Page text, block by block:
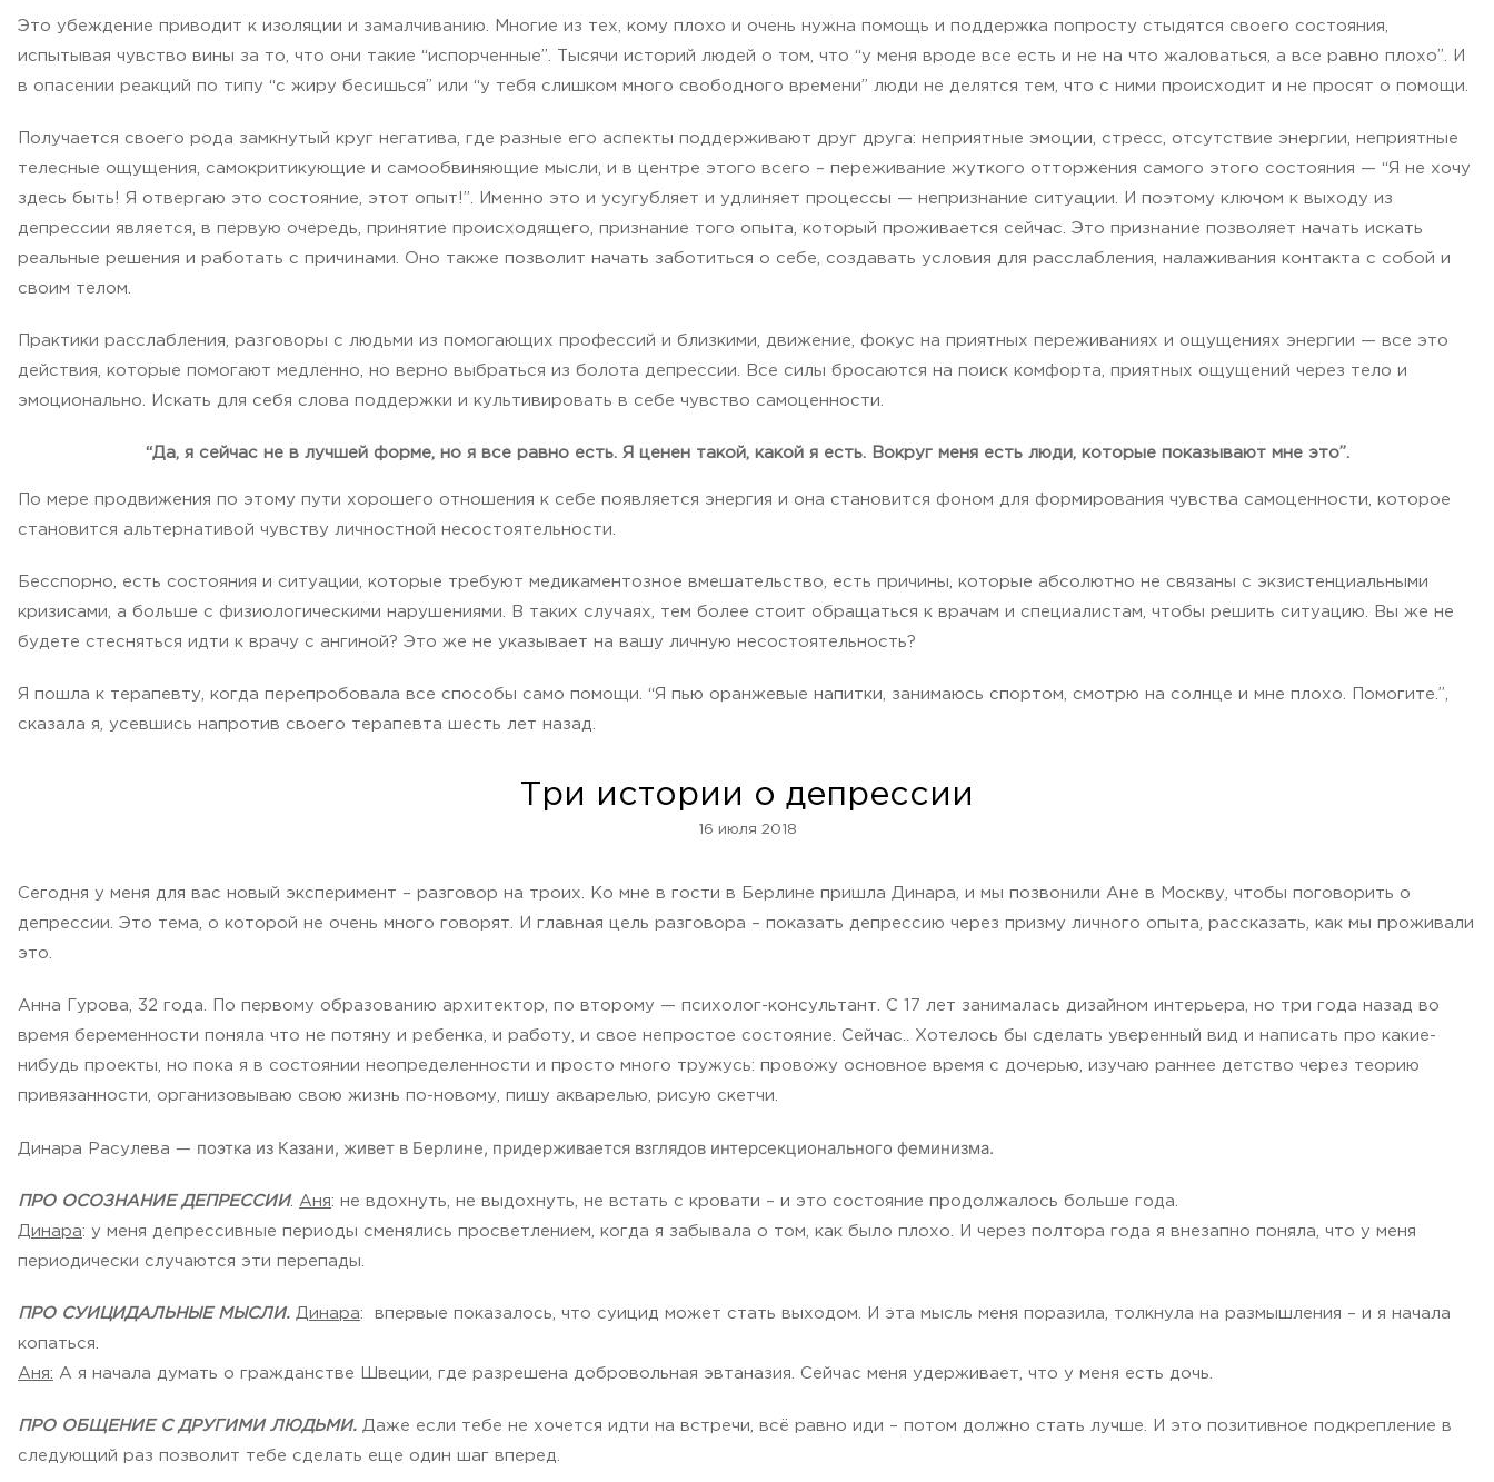
Это убеждение приводит к изоляции и замалчиванию. Многие из тех, кому плохо и очень нужна помощь и поддержка попросту стыдятся своего состояния,
испытывая чувство вины за то, что они такие “испорченные”. Тысячи историй людей о том, что “у меня вроде все есть и не на что жаловаться, а все равно плохо”. И
в опасении реакций по типу “с жиру бесишься” или “у тебя слишком много свободного времени” люди не делятся тем, что с ними происходит и не просят о помощи.
Получается своего рода замкнутый круг негатива, где разные его аспекты поддерживают друг друга: неприятные эмоции, стресс, отсутствие энергии, неприятные
телесные ощущения, самокритикующие и самообвиняющие мысли, и в центре этого всего – переживание жуткого отторжения самого этого состояния — “Я не хочу
здесь быть! Я отвергаю это состояние, этот опыт!”. Именно это и усугубляет и удлиняет процессы — непризнание ситуации. И поэтому ключом к выходу из
депрессии является, в первую очередь, принятие происходящего, признание того опыта, который проживается сейчас. Это признание позволяет начать искать
реальные решения и работать с причинами. Оно также позволит начать заботиться о себе, создавать условия для расслабления, налаживания контакта с собой и
своим телом.
Практики расслабления, разговоры с людьми из помогающих профессий и близкими, движение, фокус на приятных переживаниях и ощущениях энергии — все это
действия, которые помогают медленно, но верно выбраться из болота депрессии. Все силы бросаются на поиск комфорта, приятных ощущений через тело и
эмоционально. Искать для себя слова поддержки и культивировать в себе чувство самоценности.
“Да, я сейчас не в лучшей форме, но я все равно есть. Я ценен такой, какой я есть. Вокруг меня есть люди, которые показывают мне это”.
По мере продвижения по этому пути хорошего отношения к себе появляется энергия и она становится фоном для формирования чувства самоценности, которое
становится альтернативой чувству личностной несостоятельности.
Бесспорно, есть состояния и ситуации, которые требуют медикаментозное вмешательство, есть причины, которые абсолютно не связаны с экзистенциальными
кризисами, а больше с физиологическими нарушениями. В таких случаях, тем более стоит обращаться к врачам и специалистам, чтобы решить ситуацию. Вы же не
будете стесняться идти к врачу с ангиной? Это же не указывает на вашу личную несостоятельность?
Я пошла к терапевту, когда перепробовала все способы само помощи. “Я пью оранжевые напитки, занимаюсь спортом, смотрю на солнце и мне плохо. Помогите.”,
сказала я, усевшись напротив своего терапевта шесть лет назад.
Три истории о депрессии
16 июля 2018
Сегодня у меня для вас новый эксперимент – разговор на троих. Ко мне в гости в Берлине пришла Динара, и мы позвонили Ане в Москву, чтобы поговорить о
депрессии. Это тема, о которой не очень много говорят. И главная цель разговора – показать депрессию через призму личного опыта, рассказать, как мы проживали
это.
Анна Гурова, 32 года. По первому образованию архитектор, по второму — психолог-консультант. С 17 лет занималась дизайном интерьера, но три года назад во
время беременности поняла что не потяну и ребенка, и работу, и свое непростое состояние. Сейчас.. Хотелось бы сделать уверенный вид и написать про какие-
нибудь проекты, но пока я в состоянии неопределенности и просто много тружусь: провожу основное время с дочерью, изучаю раннее детство через теорию
привязанности, организовываю свою жизнь по-новому, пишу акварелью, рисую скетчи.
Динара Расулева — поэтка из Казани, живет в Берлине, придерживается взглядов интерсекционального феминизма.
ПРО ОСОЗНАНИЕ ДЕПРЕССИИ. Аня: не вдохнуть, не выдохнуть, не встать с кровати – и это состояние продолжалось больше года.
Динара: у меня депрессивные периоды сменялись просветлением, когда я забывала о том, как было плохо. И через полтора года я внезапно поняла, что у меня
периодически случаются эти перепады.
ПРО СУИЦИДАЛЬНЫЕ МЫСЛИ. Динара: впервые показалось, что суицид может стать выходом. И эта мысль меня поразила, толкнула на размышления – и я начала
копаться.
Аня: А я начала думать о гражданстве Швеции, где разрешена добровольная эвтаназия. Сейчас меня удерживает, что у меня есть дочь.
ПРО ОБЩЕНИЕ С ДРУГИМИ ЛЮДЬМИ. Даже если тебе не хочется идти на встречи, всё равно иди – потом должно стать лучше. И это позитивное подкрепление в
следующий раз позволит тебе сделать еще один шаг вперед.